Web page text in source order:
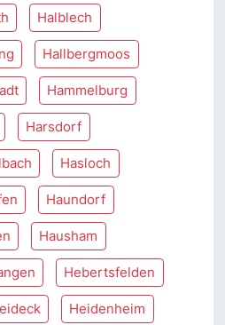
Halblech
Hallbergmoos
Hammelburg
Harsdorf
Hasloch
Haundorf
Hausham
Hebertsfelden
Heidenheim